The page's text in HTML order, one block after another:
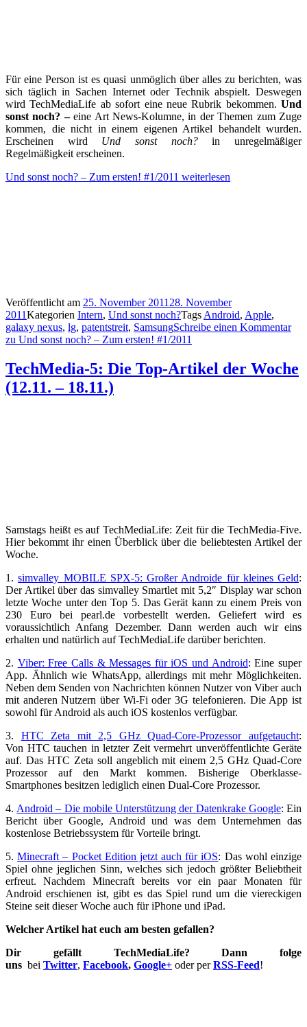
Für eine Person ist es quasi unmöglich über alles zu berichten, was
sich täglich in Sachen Internet oder Technik abspielt. Deswegen
wird TechMediaLife ab sofort eine neue Rubrik bekommen. Und
sonst noch? –eine Art News-Kolumne, in der Themen zum Zuge
kommen, die nicht in einem eigenen Artikel behandelt wurden.
Erscheinen wird Und sonst noch?in unregelmäßiger
Regelmäßigkeit erscheinen.
Und sonst noch? – Zum ersten! #1/2011 weiterlesen
Veröffentlicht am 25. November 2011 28. November
2011Kategorien Intern, Und sonst noch?Tags Android, Apple,
galaxy nexus, lg, patentstreit, SamsungSchreibe einen Kommentar
zu Und sonst noch? – Zum ersten! #1/2011
TechMedia-5: Die Top-Artikel der Woche
(12.11. – 18.11.)
Samstags heißt es auf TechMediaLife: Zeit für die TechMedia-Five.
Hier bekommt ihr einen Überblick über die beliebtesten Artikel der
Woche.
1.simvalley MOBILE SPX-5: Großer Androide für kleines Geld:
Der Artikel über das simvalley Smartlet mit 5,2″ Display war schon
letzte Woche unter den Top 5. Das Gerät kann zu einem Preis von
230 Euro bei pearl.de vorbestellt werden. Geliefert wird es
voraussichtlich Anfang Dezember. Dann werden auch wir eins
erhalten und natürlich auf TechMediaLife darüber berichten.
2. Viber: Free Calls & Messages für iOS und Android: Eine super
App. Ähnlich wie WhatsApp, allerdings mit mehr Möglichkeiten.
Neben dem Senden von Nachrichten können Nutzer von Viber auch
mit anderen Nutzern über Wi-Fi oder 3G telefonieren. Die App ist
sowohl für Android als auch iOS kostenlos verfügbar.
3. HTC Zeta mit 2,5 GHz Quad-Core-Prozessor aufgetaucht:
Von HTC tauchen in letzter Zeit vermehrt unveröffentlichte Geräte
auf. Das HTC Zeta soll angeblich mit einem 2,5 GHz Quad-Core
Prozessor auf den Markt kommen. Bisherige Oberklasse-
Smartphones besitzen lediglich einen Dual-Core Prozessor.
4. Android – Die mobile Unterstützung der Datenkrake Google: Ein
Bericht über Google, Android und was dem Unternehmen das
kostenlose Betriebssystem für Vorteile bringt.
5.Minecraft – Pocket Edition jetzt auch für iOS: Das wohl einzige
Spiel ohne jeglichen Sinn, welches sich jedoch größter Beliebtheit
erfreut. Nachdem Minecraft bereits vor ein paar Monaten für
Android erschienen ist, gibt es das Spiel rund um die viereckigen
Steine seit dieser Woche auch für iPhone und iPad.
Welcher Artikel hat euch am besten gefallen?
Dir gefällt TechMediaLife? Dann folge
uns bei Twitter, Facebook, Google+ oder perRSS-Feed!